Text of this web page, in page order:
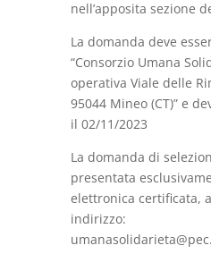
nell’apposita sezione
La domanda deve
“Consorzio Umana
operativa Viale delle
95044 Mineo (CT)” e
il 02/11/2023
La domanda di
presentata
elettronica certificata,
indirizzo: